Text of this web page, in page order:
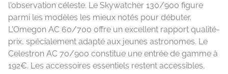
l'observation céleste. Le Skywatcher 130/900 figure
parmi les modèles les mieux notés pour débuter.
L'Omegon AC 60/700 offre un excellent rapport qualité-
prix, spécialement adapté aux jeunes astronomes. Le
Celestron AC 70/900 constitue une entrée de gamme à
192€. Les accessoires essentiels restent accessibles,